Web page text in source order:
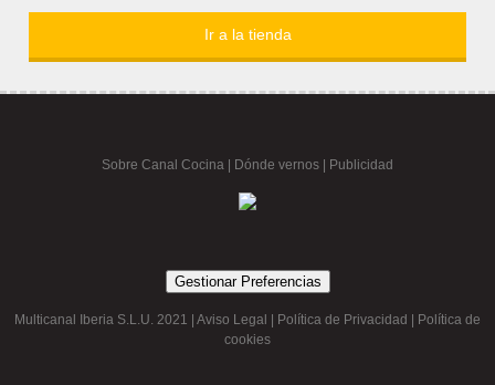
Ir a la tienda
Sobre Canal Cocina Dónde vernos | Publicidad
Gestionar Preferencias
Multicanal Iberia S.L.U. 2021 | Aviso Legal Política de Privacidad
Política de
cookies